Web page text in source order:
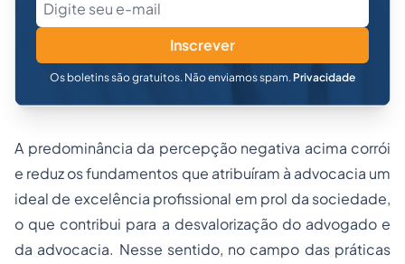
Inscrever
Os boletins são gratuitos. Não enviamos spam. Privacidade
A predominância da percepção negativa acima corrói
e reduz os fundamentos que atribuíram à advocacia um
ideal de excelência profissional em prol da sociedade,
o que contribui para a desvalorização do advogado e
da advocacia. Nesse sentido, no campo das práticas